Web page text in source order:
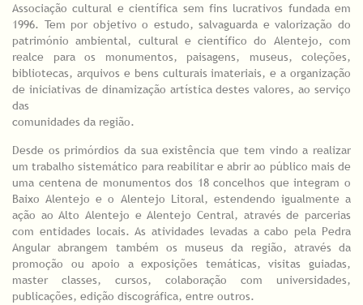
Associação cultural e científica sem fins lucrativos fundada em
1996. Tem por objetivo o estudo, salvaguarda e valorização do
património ambiental, cultural e científico do Alentejo, com
realce para os monumentos, paisagens, museus, coleções,
bibliotecas, arquivos e bens culturais imateriais, e a organização
de iniciativas de dinamização artística destes valores, ao serviço
das
comunidades da região.
Desde os primórdios da sua existência que tem vindo a realizar
um trabalho sistemático para reabilitar e abrir ao público mais de
uma centena de monumentos dos 18 concelhos que integram o
Baixo Alentejo e o Alentejo Litoral, estendendo igualmente a
ação ao Alto Alentejo e Alentejo Central, através de parcerias
com entidades locais. As atividades levadas a cabo pela Pedra
Angular abrangem também os museus da região, através da
promoção ou apoio a exposições temáticas, visitas guiadas,
master classes, cursos, colaboração com universidades,
publicações, edição discográfica, entre outros.